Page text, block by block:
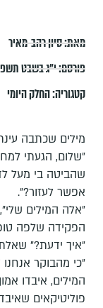
מאת:סיון רהב-מאיר
פורסם:י״ג בשבט תשפ״ד –
קטגוריה:החלק היומי
מילים שכתבה
״שלום, הגעתי
שהביטה בי מעל
אפשר לעזור?״.
״אלה המילים שלי",
הפקידה שלפה
״איך ידעת?״
״כי מהבוקר
המילים, איבדו
פוליטיקאים